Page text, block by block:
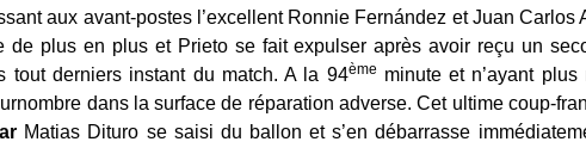
aux avant-postes l’excellent Ronnie Fernández et Juan
de plus en plus et Prieto se fait expulser après avoir reçu un
tout derniers instant du match. A la 94ème minute et n’ayant
dans la surface de réparation adverse. Cet ultime coup-
Matias Dituro se saisi du ballon et s’en débarrasse